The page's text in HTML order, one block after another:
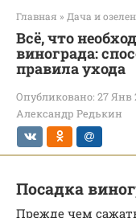
Главная » Дача и
Всё, что
винограда:
правила ухода
Опубликовано: 27 Янв
Александр Редькин
Посадка
Прежде чем